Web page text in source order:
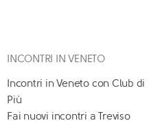
INCONTRI IN VENETO
Incontri in Veneto con Club di
Più
Fai nuovi incontri a Treviso